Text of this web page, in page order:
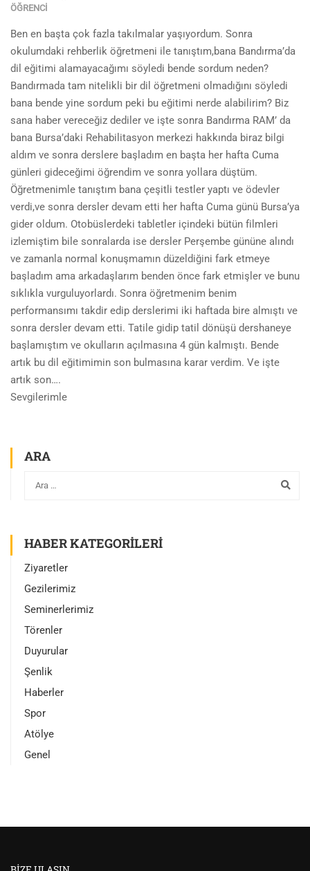
ÖĞRENCI
Ben en başta çok fazla takılmalar yaşıyordum. Sonra
okulumdaki rehberlik öğretmeni ile tanıştım,bana Bandırma’da
dil eğitimi alamayacağımı söyledi bende sordum neden?
Bandırmada tam nitelikli bir dil öğretmeni olmadığını söyledi
bana bende yine sordum peki bu eğitimi nerde alabilirim? Biz
sana haber vereceğiz dediler ve işte sonra Bandırma RAM’ da
bana Bursa’daki Rehabilitasyon merkezi hakkında biraz bilgi
aldım ve sonra derslere başladım en başta her hafta Cuma
günleri gideceğimi öğrendim ve sonra yollara düştüm.
Öğretmenimle tanıştım bana çeşitli testler yaptı ve ödevler
verdi,ve sonra dersler devam etti her hafta Cuma günü Bursa’ya
gider oldum. Otobüslerdeki tabletler içindeki bütün filmleri
izlemiştim bile sonralarda ise dersler Perşembe gününe alındı
ve zamanla normal konuşmamın düzeldiğini fark etmeye
başladım ama arkadaşlarım benden önce fark etmişler ve bunu
sıklıkla vurguluyorlardı. Sonra öğretmenim benim
performansımı takdir edip derslerimi iki haftada bire almıştı ve
sonra dersler devam etti. Tatile gidip tatil dönüşü dershaneye
başlamıştım ve okulların açılmasına 4 gün kalmıştı. Bende
artık bu dil eğitimimin son bulmasına karar verdim. Ve işte
artık son….
Sevgilerimle
ARA
HABER KATEGORILERI
Ziyaretler
Gezilerimiz
Seminerlerimiz
Törenler
Duyurular
Şenlik
Haberler
Spor
Atölye
Genel